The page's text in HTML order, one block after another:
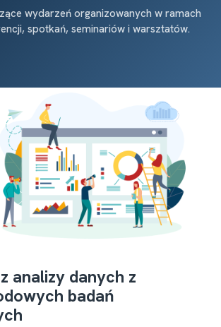
wydarzeń organizowanych w ramach
spotkań, seminariów i warsztatów.
analizy danych z
badań